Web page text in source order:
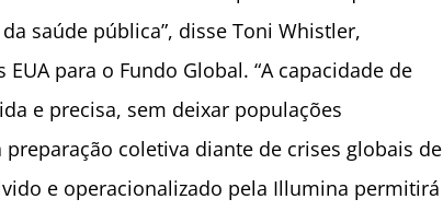
saúde pública”, disse Toni Whistler,
para o Fundo Global. “A capacidade de
e precisa, sem deixar populações
coletiva diante de crises globais de
e operacionalizado pela Illumina permitirá